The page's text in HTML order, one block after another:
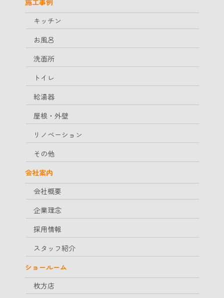
施工事例
キッチン
お風呂
洗面所
トイレ
給湯器
屋根・外壁
リノベーション
その他
会社案内
会社概要
企業理念
採用情報
スタッフ紹介
ショールーム
枚方店